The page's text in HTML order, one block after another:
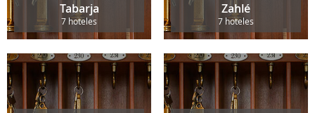
Tabarja
7 hoteles
Zahlé
7 hoteles